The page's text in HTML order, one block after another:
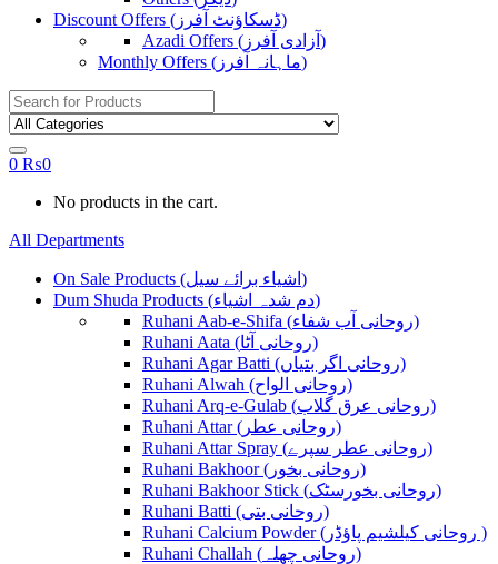
Discount Offers (ڈسکاؤنٹ آفرز)
Azadi Offers (آزادی آفرز)
Monthly Offers (ماہانہ آفرز)
Search
for:
0 ₨0
No products in the cart.
All Departments
On Sale Products (اشیاء برائے سیل)
Dum Shuda Products (دم شدہ اشیاء)
Ruhani Aab-e-Shifa (روحانی آب شفاء)
Ruhani Aata (روحانی آٹا)
Ruhani Agar Batti (روحانی اگر بتیاں)
Ruhani Alwah (روحانی الواح)
Ruhani Arq-e-Gulab (روحانی عرق گلاب)
Ruhani Attar (روحانی عطر)
Ruhani Attar Spray (روحانی عطر سپرے)
Ruhani Bakhoor (روحانی بخور)
Ruhani Bakhoor Stick (روحانی بخورسٹک)
Ruhani Batti (روحانی بتی)
Ruhani Calcium Powder (روحانی کیلشیم پاؤڈر )
Ruhani Challah (روحانی چھلہ)